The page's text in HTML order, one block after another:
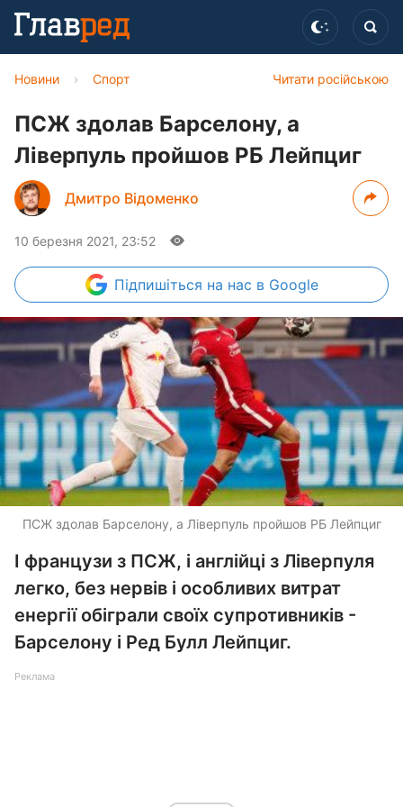
Читати російською
Новини › Спорт
ПСЖ здолав Барселону, а
Ліверпуль пройшов РБ Лейпциг
Дмитро Відоменко
10 березня 2021, 23:52
Підпишіться на нас в Google
ПСЖ здолав Барселону, а Ліверпуль пройшов РБ Лейпциг
І французи з ПСЖ, і англійці з Ліверпуля
легко, без нервів і особливих витрат
енергії обіграли своїх супротивників -
Барселону і Ред Булл Лейпциг.
Реклама